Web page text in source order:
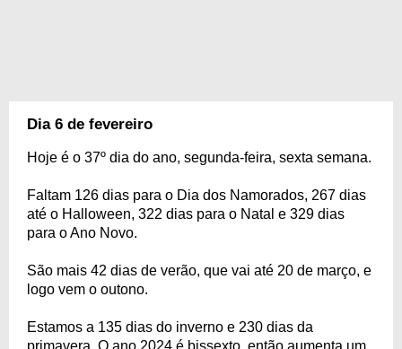
Dia 6 de fevereiro
Hoje é o 37º dia do ano, segunda-feira, sexta semana.
Faltam 126 dias para o Dia dos Namorados, 267 dias
até o Halloween, 322 dias para o Natal e 329 dias
para o Ano Novo.
São mais 42 dias de verão, que vai até 20 de março, e
logo vem o outono.
Estamos a 135 dias do inverno e 230 dias da
primavera. O ano 2024 é bissexto, então aumenta um